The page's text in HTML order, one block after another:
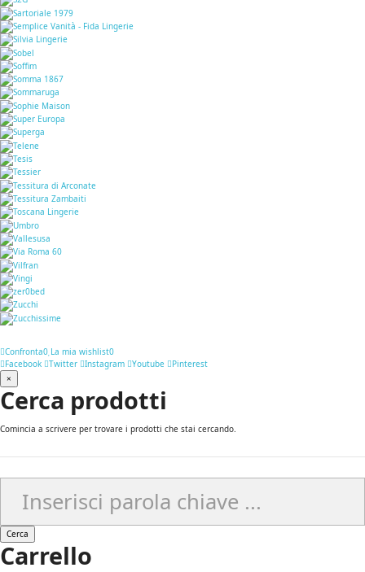
Confronta0 La mia wishlist0
Facebook
Twitter Instagram Youtube
Pinterest
×
Cerca prodotti
Comincia a scrivere per trovare i prodotti che stai cercando.
Cerca
Carrello